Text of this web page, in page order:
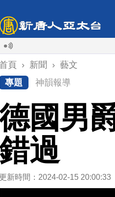
頁 › 新聞 › 藝文
專題
神韻報導
國男
過
新時間：2024-02-15 20:00:33